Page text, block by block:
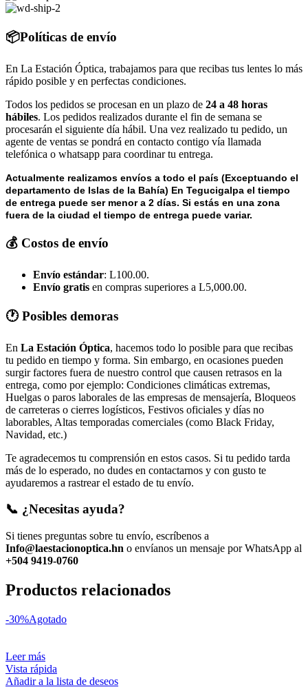
📦Políticas de envío
En La Estación Óptica, trabajamos para que recibas tus lentes lo más
rápido posible y en perfectas condiciones.
Todos los pedidos se procesan en un plazo de 24 a 48 horas
hábiles. Los pedidos realizados durante el fin de semana se
procesarán el siguiente día hábil. Una vez realizado tu pedido, un
agente de ventas se pondrá en contacto contigo vía llamada
telefónica o whatsapp para coordinar tu entrega.
Actualmente realizamos envíos a todo el país (Exceptuando el
departamento de Islas de la Bahía) En Tegucigalpa el tiempo
de entrega puede ser menor a 2 días. Si estás en una zona
fuera de la ciudad el tiempo de entrega puede variar.
💰 Costos de envío
Envío estándar: L100.00.
Envío gratis en compras superiores a L5,000.00.
🕐 Posibles demoras
En La Estación Óptica, hacemos todo lo posible para que recibas
tu pedido en tiempo y forma. Sin embargo, en ocasiones pueden
surgir factores fuera de nuestro control que causen retrasos en la
entrega, como por ejemplo: Condiciones climáticas extremas,
Huelgas o paros laborales de las empresas de mensajería, Bloqueos
de carreteras o cierres logísticos, Festivos oficiales y días no
laborables, Altas temporadas comerciales (como Black Friday,
Navidad, etc.)
Te agradecemos tu comprensión en estos casos. Si tu pedido tarda
más de lo esperado, no dudes en contactarnos y con gusto te
ayudaremos a rastrear el estado de tu envío.
📞 ¿Necesitas ayuda?
Si tienes preguntas sobre tu envío, escríbenos a
Info@laestacionoptica.hn o envíanos un mensaje por WhatsApp al
+504 9419-0760
Productos relacionados
-30%Agotado
Leer más
Vista rápida
Añadir a la lista de deseos